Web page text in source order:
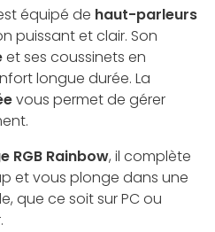
équipé de haut-parleurs
puissant et clair. Son
et ses coussinets en
longue durée. La
vous permet de gérer
RGB Rainbow, il complète
et vous plonge dans une
que ce soit sur PC ou